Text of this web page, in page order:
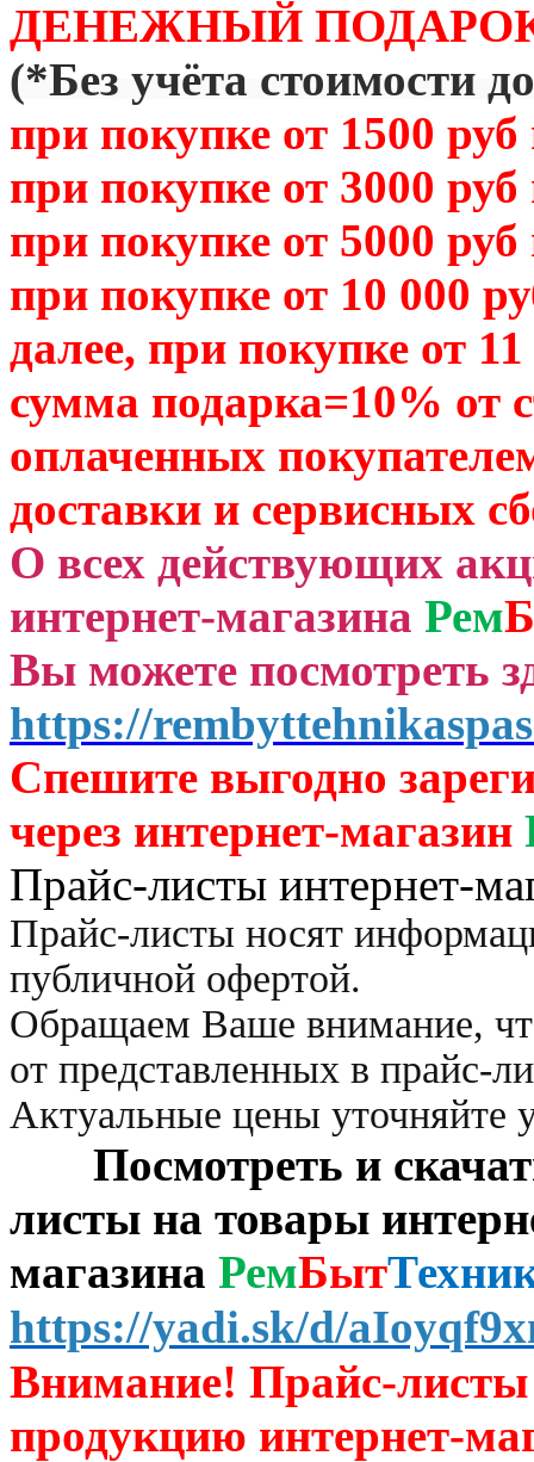
ДЕНЕЖНЫЙ
(*Без учёта стоимости
при покупке от 1500
при покупке от 3000
при покупке от 5000
при покупке от 10 000
далее, при покупке от
сумма подарка=10% от
оплаченных
доставки и сервисных
О всех действующих
интернет-магазина Рем
Вы можете посмотреть
https://
Спешите выгодно зар
через интернет-магазин
Прайс-листы интернет-
Прайс-листы носят
публичной офертой.
Обращаем Ваше внимание,
от представленных в прайс-
Актуальные цены уточняйте
Посмотреть и
листы на товары
магазина РемБыт
https://yadi.sk/d/
Внимание! Прайс-листы
продукцию интернет-